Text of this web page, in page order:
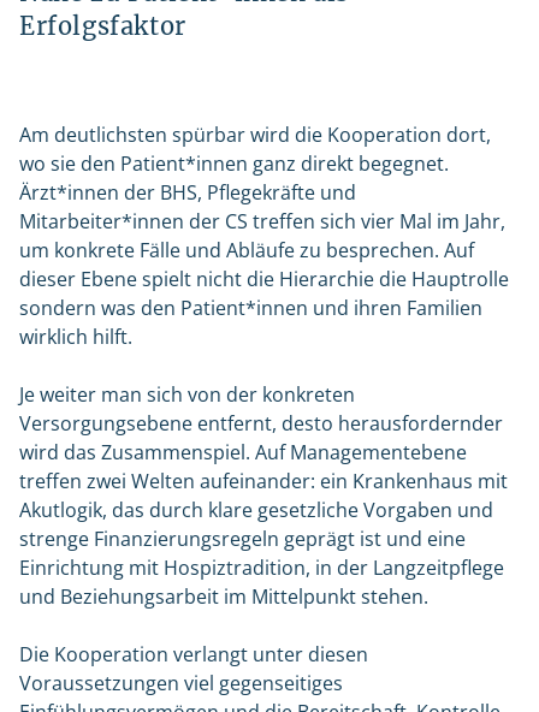
Erfolgsfaktor
Am deutlichsten spürbar wird die Kooperation dort,
wo sie den Patient*innen ganz direkt begegnet.
Ärzt*innen der BHS, Pflegekräfte und
Mitarbeiter*innen der CS treffen sich vier Mal im Jahr,
um konkrete Fälle und Abläufe zu besprechen. Auf
dieser Ebene spielt nicht die Hierarchie die Hauptrolle
sondern was den Patient*innen und ihren Familien
wirklich hilft.
Je weiter man sich von der konkreten
Versorgungsebene entfernt, desto herausfordernder
wird das Zusammenspiel. Auf Managementebene
treffen zwei Welten aufeinander: ein Krankenhaus mit
Akutlogik, das durch klare gesetzliche Vorgaben und
strenge Finanzierungsregeln geprägt ist und eine
Einrichtung mit Hospiztradition, in der Langzeitpflege
und Beziehungsarbeit im Mittelpunkt stehen.
Die Kooperation verlangt unter diesen
Voraussetzungen viel gegenseitiges